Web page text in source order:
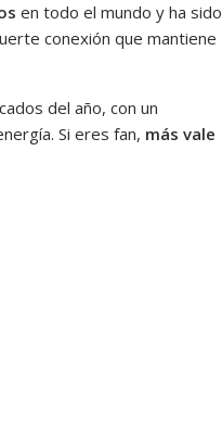
en todo el mundo y ha sido
conexión que mantiene
del año, con un
Si eres fan, más vale